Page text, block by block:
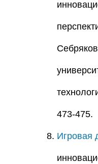
473-475.
Игровая